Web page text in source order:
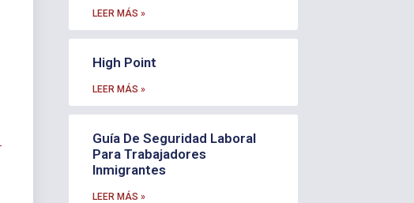
LEER MÁS »
High Point
LEER MÁS »
Guía De Seguridad Laboral
Para Trabajadores
Inmigrantes
LEER MÁS »